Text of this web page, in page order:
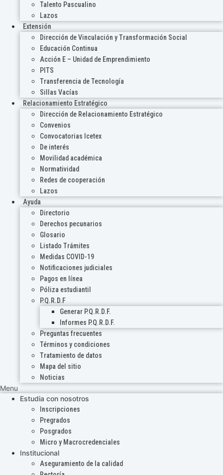
Talento Pascualino
Lazos
Extensión
Dirección de Vinculación y Transformación Social
Educación Continua
Acción E – Unidad de Emprendimiento
PITS
Transferencia de Tecnología
Sillas Vacías
Relacionamiento Estratégico
Dirección de Relacionamiento Estratégico
Convenios
Convocatorias Icetex
De interés
Movilidad académica
Normatividad
Redes de cooperación
Lazos
Ayuda
Directorio
Derechos pecunarios
Glosario
Listado Trámites
Medidas COVID-19
Notificaciones judiciales
Pagos en línea
Póliza estudiantil
P.Q.R.D.F
Generar P.Q.R.D.F.
Informes P.Q.R.D.F.
Preguntas frecuentes
Términos y condiciones
Tratamiento de datos
Mapa del sitio
Noticias
Menu
Estudia con nosotros
Inscripciones
Pregrados
Posgrados
Micro y Macrocredenciales
Institucional
Aseguramiento de la calidad